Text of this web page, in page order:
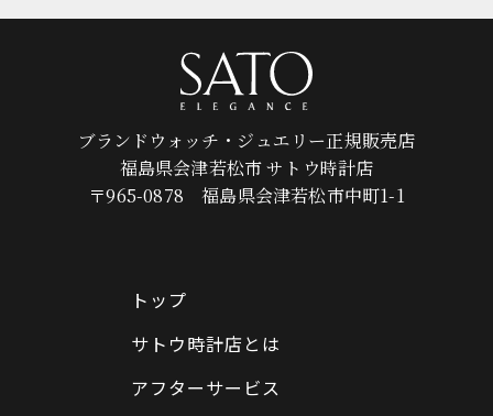
ブランドウォッチ・ジュエリー正規販売店
福島県会津若松市 サトウ時計店
〒965-0878 福島県会津若松市中町1-1
トップ
サトウ時計店とは
アフターサービス